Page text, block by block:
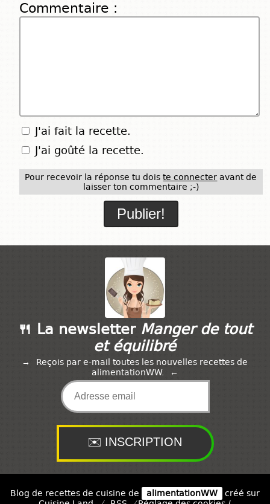
Commentaire :
J'ai fait la recette.
J'ai goûté la recette.
Pour recevoir la réponse tu doiste connecter avant de
laisser ton commentaire ;-)
🍴 La newsletter Manger de tout
et équilibré
Reçois par e-mail toutes les nouvelles recettes de
alimentationWW.
Blog de recettes de cuisine de alimentationWW
créé sur